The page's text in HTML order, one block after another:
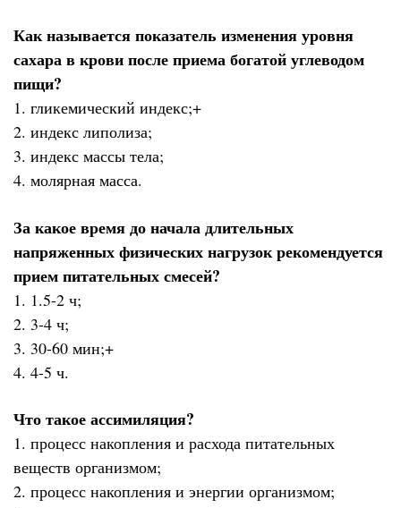
Как называется показатель изменения уровня
сахара в крови после приема богатой углеводом
пищи?
1. гликемический индекс;+
2. индекс липолиза;
3. индекс массы тела;
4. молярная масса.
За какое время до начала длительных
напряженных физических нагрузок рекомендуется
прием питательных смесей?
1. 1.5-2 ч;
2. 3-4 ч;
3. 30-60 мин;+
4. 4-5 ч.
Что такое ассимиляция?
1. процесс накопления и расхода питательных
веществ организмом;
2. процесс накопления и энергии организмом;